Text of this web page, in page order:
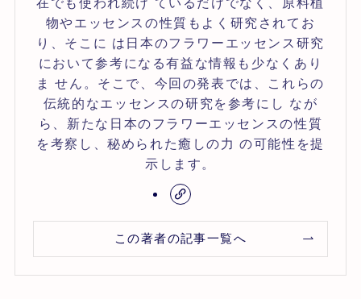
物やエッセンスの性質もよく研究されてお
り、そこに は日本のフラワーエッセンス研究
において参考になる有益な情報も少なくあり
ま せん。そこで、今回の発表では、これらの
伝統的なエッセンスの研究を参考にし なが
ら、新たな日本のフラワーエッセンスの性質
を考察し、秘められた癒しの力 の可能性を提
示します。
この著者の記事一覧へ